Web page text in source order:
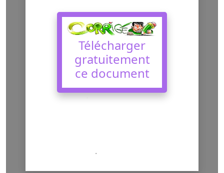
Télécharger
gratuitement
ce document